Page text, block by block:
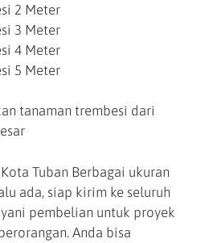
2 Meter
3 Meter
4 Meter
5 Meter
tanaman trembesi dari
Tuban Berbagai ukuran
ada, siap kirim ke seluruh
pembelian untuk proyek
Anda bisa